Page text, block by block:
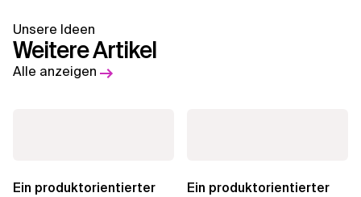
Unsere Ideen
Weitere Artikel
Alle anzeigen
Ein produktorientierter
Ein produktorientierter